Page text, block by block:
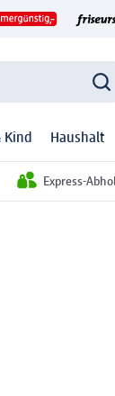
Kind Haushalt
Express-